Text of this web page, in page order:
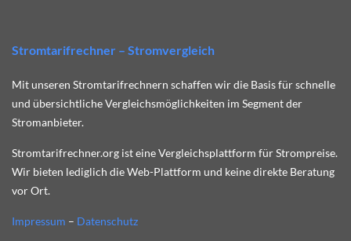
Stromtarifrechner – Stromvergleich
Mit unseren Stromtarifrechnern schaffen wir die Basis für schnelle
und übersichtliche Vergleichsmöglichkeiten im Segment der
Stromanbieter.
Stromtarifrechner.org ist eine Vergleichsplattform für Strompreise.
Wir bieten lediglich die Web-Plattform und keine direkte Beratung
vor Ort.
Impressum – Datenschutz